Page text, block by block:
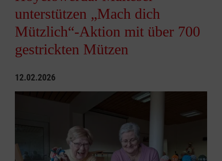
unterstützen „Mach dich
Mützlich“-Aktion mit über 700
gestrickten Mützen
12.02.2026